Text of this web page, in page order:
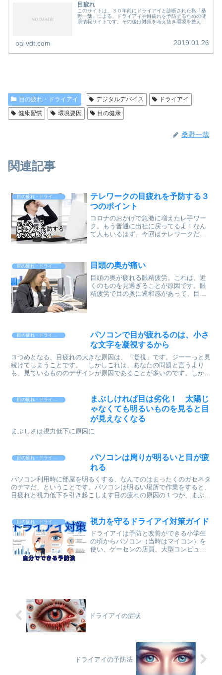
目疲れ
このサイトは、３０年前にドライアイと診断された私「桑
野一哉」による、ドライアイや目疲れを予防するための健
康情報サイトです。その後は対策を考え抜き環境を整えた
oa-vdt.com 2019.01.26
目の疲れ・ドライアイ デジタルデバイス
ドライアイ
健康習慣
環境要因 目の健康
桑野一哉
関連記事
テレワークの目疲れを予防する３
つのポイント
コロナのおかげで急激に増えたレ手ワー
ク。もう普通に出社に戻ってるよ！なん
て人もいるはず。今回はテレワークだか
もさすことがなくなりまし...
目頭の奥が痛い
目頭の奥が疲れる眼精疲労。これは、近
くのものを見過ぎることが原因です。眼
精疲労で目の奥に違和感があって、目頭
目の疲れ・ドライアイ
パソコンで目が疲れるのは、小さ
な文字を凝視するから
３つめとなる、目疲れの大きな原因は、「凝視」です。ジーーっと見
続けてしまうことです。 しかしこれは、あなたの問題と言うより
も、見ているもののデザインが原因であることが多いのです。しか
まぶしければ目は劣化！ 太陽じ
ゃなくても明るいものを見ると目
が見えなくなる
まぶしさは視力低下に原因に
パソコンは周りが明るいと目が疲
れる
パソコン利用時に部屋を明るくする、なんてのはまったくのガセネタ
のデマだ、ということです。パソコンは明るい場所で作業をすると、
目疲れと視力低下を引き起こします目の疲れの原因の１つが、まぶし
目の疲れ・ドライアイ 視力を守るドライアイ対策ガイド
ドライアイは予防と改善ができる小学生
の頃からパソコン（当時はマイコン）を
使い、ゲーセンの店員、大型コンピュー
ドライアイの症状
ドライアイの予防法